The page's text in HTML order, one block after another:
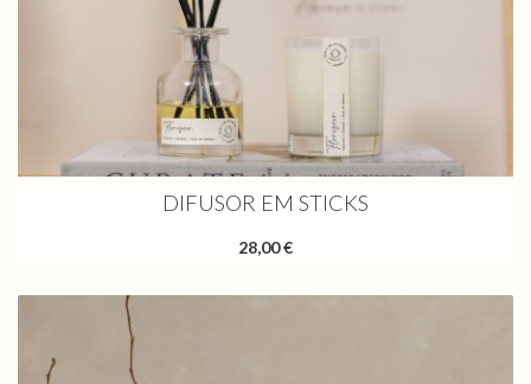
DIFUSOR EM STICKS
28,00 €